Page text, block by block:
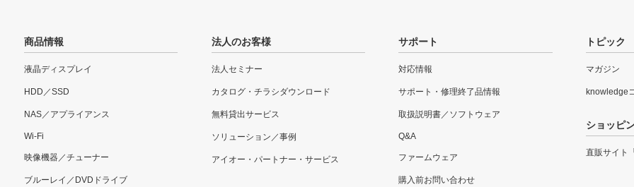
商品情報
液晶ディスプレイ
HDD／SSD
NAS／アプライアンス
Wi-Fi
映像機器／チューナー
ブルーレイ／DVDドライブ
法人のお客様
法人セミナー
カタログ・チラシダウンロード
無料貸出サービス
ソリューション／事例
アイオー・パートナー・サービス
サポート
対応情報
サポート・修理終了品情報
取扱説明書／ソフトウェア
Q&A
ファームウェア
購入前お問い合わせ
トピック
マガジン
knowledge
ショッピ
直販サイト